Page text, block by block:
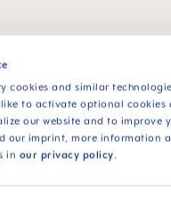
cookies and similar
like to activate optional cookies
our website and to improve
our imprint, more information
in our privacy policy.
Relax